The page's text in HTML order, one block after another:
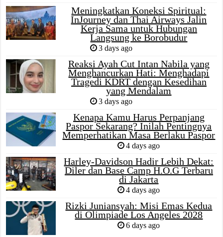
Meningkatkan Koneksi Spiritual:
InJourney dan Thai Airways Jalin
Kerja Sama untuk Hubungan
Langsung ke Borobudur
3 days ago
Reaksi Ayah Cut Intan Nabila yang
Menghancurkan Hati: Menghadapi
Tragedi KDRT dengan Kesedihan
yang Mendalam
3 days ago
Kenapa Kamu Harus Perpanjang
Paspor Sekarang? Inilah Pentingnya
Memperhatikan Masa Berlaku Paspor
4 days ago
Harley-Davidson Hadir Lebih Dekat:
Diler dan Base Camp H.O.G Terbaru
di Jakarta
4 days ago
Rizki Juniansyah: Misi Emas Kedua
di Olimpiade Los Angeles 2028
6 days ago